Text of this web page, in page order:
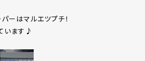
ーはマルエツプチ！
います♪